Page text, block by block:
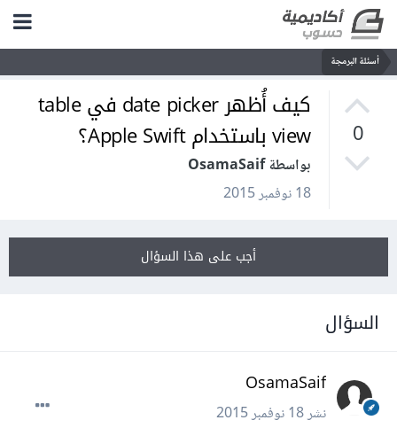
أسئلة البرمجة
0
كيف أُظهر date picker في table
view باستخدام Apple Swift؟
بواسطة OsamaSaif
18 نوفمبر 2015
أجب على هذا السؤال
السؤال
OsamaSaif
نشر18 نوفمبر 2015